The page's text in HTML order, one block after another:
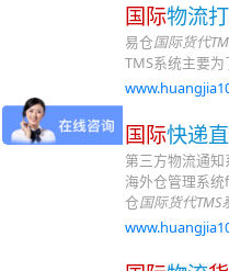
国际物流
易仓国际货代
TMS系统主要
国际快递
第三方物流通
海外仓管理系
仓国际货代TMS